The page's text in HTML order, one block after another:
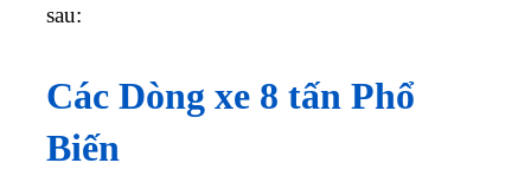
sau:
Các Dòng xe 8 tấn Phổ
Biến